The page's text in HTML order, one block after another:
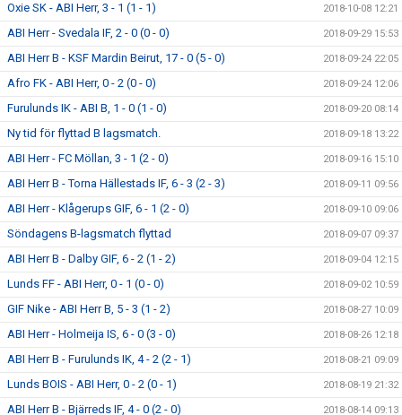
Oxie SK - ABI Herr, 3 - 1 (1 - 1) 2018-10-08 12:21
ABI Herr - Svedala IF, 2 - 0 (0 - 0) 2018-09-29 15:53
ABI Herr B - KSF Mardin Beirut, 17 - 0 (5 - 0) 2018-09-24 22:05
Afro FK - ABI Herr, 0 - 2 (0 - 0) 2018-09-24 12:06
Furulunds IK - ABI B, 1 - 0 (1 - 0) 2018-09-20 08:14
Ny tid för flyttad B lagsmatch. 2018-09-18 13:22
ABI Herr - FC Möllan, 3 - 1 (2 - 0) 2018-09-16 15:10
ABI Herr B - Torna Hällestads IF, 6 - 3 (2 - 3) 2018-09-11 09:56
ABI Herr - Klågerups GIF, 6 - 1 (2 - 0) 2018-09-10 09:06
Söndagens B-lagsmatch flyttad 2018-09-07 09:37
ABI Herr B - Dalby GIF, 6 - 2 (1 - 2) 2018-09-04 12:15
Lunds FF - ABI Herr, 0 - 1 (0 - 0) 2018-09-02 10:59
GIF Nike - ABI Herr B, 5 - 3 (1 - 2) 2018-08-27 10:09
ABI Herr - Holmeija IS, 6 - 0 (3 - 0) 2018-08-26 12:18
ABI Herr B - Furulunds IK, 4 - 2 (2 - 1) 2018-08-21 09:09
Lunds BOIS - ABI Herr, 0 - 2 (0 - 1) 2018-08-19 21:32
ABI Herr B - Bjärreds IF, 4 - 0 (2 - 0) 2018-08-14 09:13